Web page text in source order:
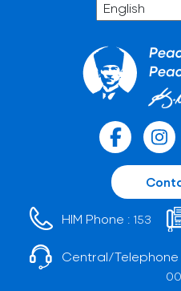
HIM Phone : 153
Central/Telephone
00